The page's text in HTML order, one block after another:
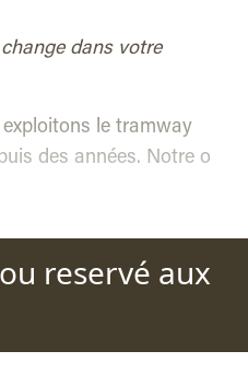
change dans votre
le tramway
des années. Notre o
reservé aux